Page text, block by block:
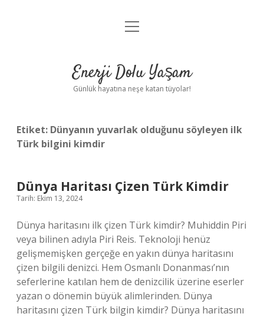
Anasayfa
Yasal Uyarı
menüyü
Enerji Dolu Yaşam
Günlük hayatına neşe katan tüyolar!
Etiket: Dünyanın yuvarlak olduğunu söyleyen ilk
Türk bilgini kimdir
Dünya Haritası Çizen Türk Kimdir
Tarih: Ekim 13, 2024
Dünya haritasını ilk çizen Türk kimdir? Muhiddin Piri
veya bilinen adıyla Piri Reis. Teknoloji henüz
gelişmemişken gerçeğe en yakın dünya haritasını
çizen bilgili denizci. Hem Osmanlı Donanması’nın
seferlerine katılan hem de denizcilik üzerine eserler
yazan o dönemin büyük alimlerinden. Dünya
haritasını çizen Türk bilgin kimdir? Dünya haritasını